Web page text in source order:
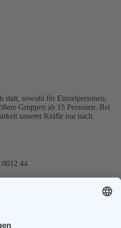
statt, sowohl für Einzelpersonen,
Gruppen ab 15 Personen. Bei
unserer Kräfte nur nach
44
werden